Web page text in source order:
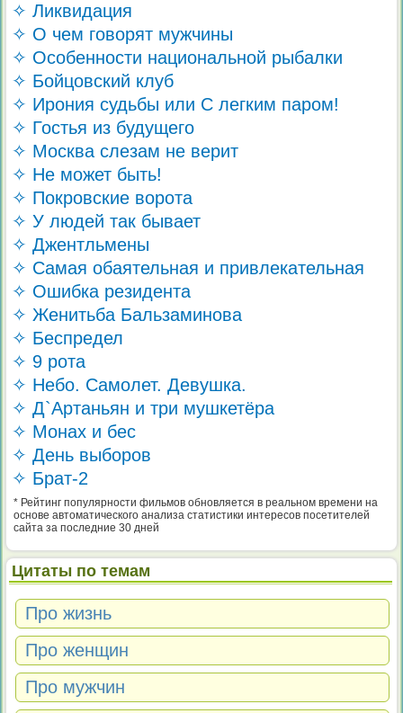
✧ Ликвидация
✧ О чем говорят мужчины
✧ Особенности национальной рыбалки
✧ Бойцовский клуб
✧ Ирония судьбы или С легким паром!
✧ Гостья из будущего
✧ Москва слезам не верит
✧ Не может быть!
✧ Покровские ворота
✧ У людей так бывает
✧ Джентльмены
✧ Самая обаятельная и привлекательная
✧ Ошибка резидента
✧ Женитьба Бальзаминова
✧ Беспредел
✧ 9 рота
✧ Небо. Самолет. Девушка.
✧ Д`Артаньян и три мушкетёра
✧ Монах и бес
✧ День выборов
✧ Брат-2
* Рейтинг популярности фильмов обновляется в реальном времени на
основе автоматического анализа статистики интересов посетителей
сайта за последние 30 дней
Цитаты по темам
Про жизнь
Про женщин
Про мужчин